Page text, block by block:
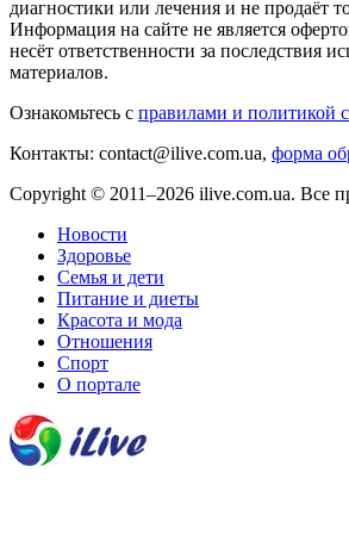
диагностики или лечения и не продаёт
Информация на сайте не является
несёт ответственности за последствия
материалов.
Ознакомьтесь с правилами и политикой
Контакты: contact@ilive.com.ua, форма
Copyright © 2011–2026 ilive.com.ua. Все
Новости
Здоровье
Семья и дети
Питание и диеты
Красота и мода
Отношения
Спорт
О портале